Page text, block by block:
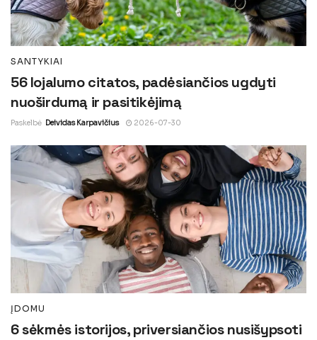
SANTYKIAI
56 lojalumo citatos, padėsiančios ugdyti
nuoširdumą ir pasitikėjimą
Paskelbė Deividas Karpavičius 2026-07-30
ĮDOMU
6 sėkmės istorijos, priversiančios nusišypsoti